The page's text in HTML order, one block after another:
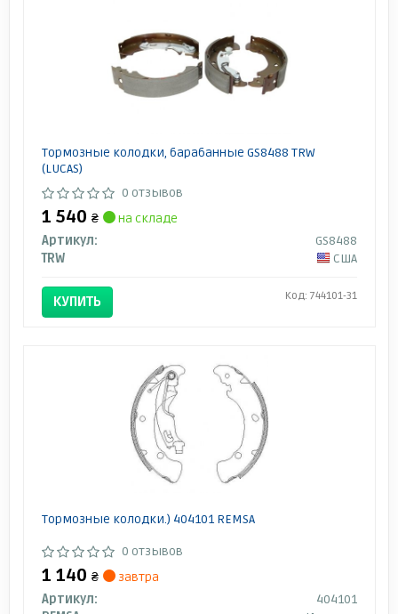
Тормозные колодки, барабанные GS8488 TRW
(LUCAS)
0 отзывов
1 540 ₴
на складе
Артикул:
GS8488
TRW
США
КУПИТЬ Код: 744101-31
Тормозные колодки.) 404101 REMSA
0 отзывов
1 140 ₴
завтра
Артикул:
404101